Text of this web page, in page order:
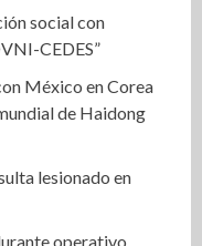
social con
CEDES”
México en Corea
de Haidong
lesionado en
operativo